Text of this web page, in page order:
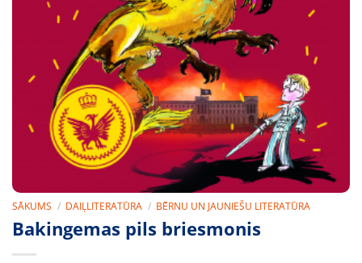
SĀKUMS / DAIĻLITERATŪRA / BĒRNU UN JAUNIEŠU LITERATŪRA
Bakingemas pils briesmonis